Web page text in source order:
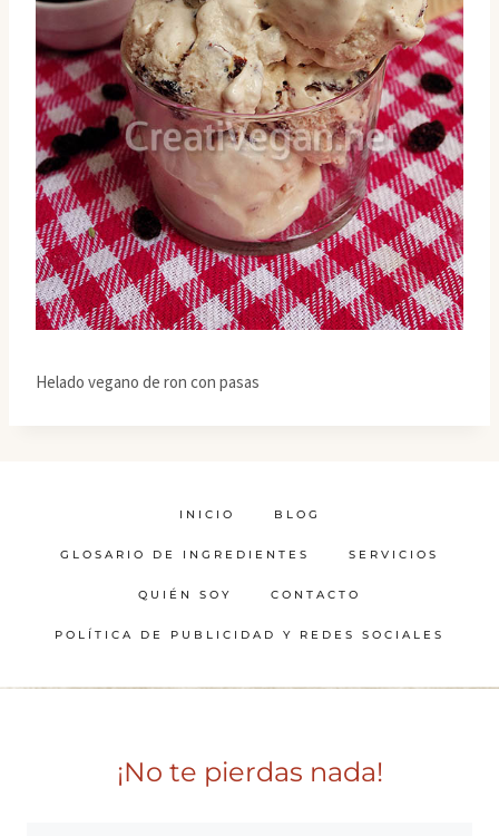
Helado vegano de ron con pasas
INICIO BLOG
GLOSARIO DE INGREDIENTES SERVICIOS
QUIÉN SOY CONTACTO
POLÍTICA DE PUBLICIDAD Y REDES SOCIALES
¡No te pierdas nada!